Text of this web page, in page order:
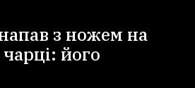
з ножем на
його